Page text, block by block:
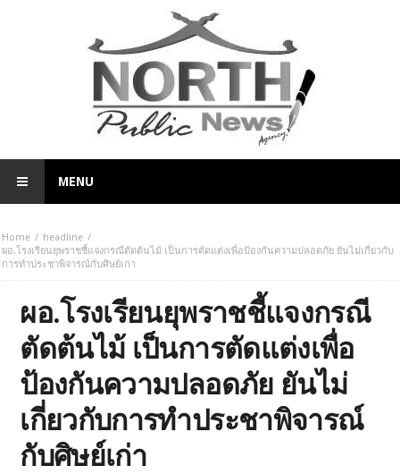
MENU
Home
headline
ผอ.โรงเรียนยุพราชชี้แจงกรณีตัดต้นไม้ เป็นการตัดแต่งเพื่อป้องกันความปลอดภัย ยันไม่เกี่ยวกับ
การทำประชาพิจารณ์กับศิษย์เก่า
ผอ.โรงเรียนยุพราชชี้แจงกรณี
ตัดต้นไม้ เป็นการตัดแต่งเพื่อ
ป้องกันความปลอดภัย ยันไม่
เกี่ยวกับการทำประชาพิจารณ์
กับศิษย์เก่า